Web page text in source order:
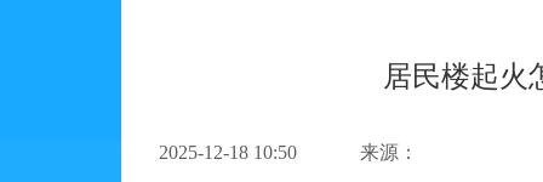
居民楼起火
2025-12-18 10:50 来源：